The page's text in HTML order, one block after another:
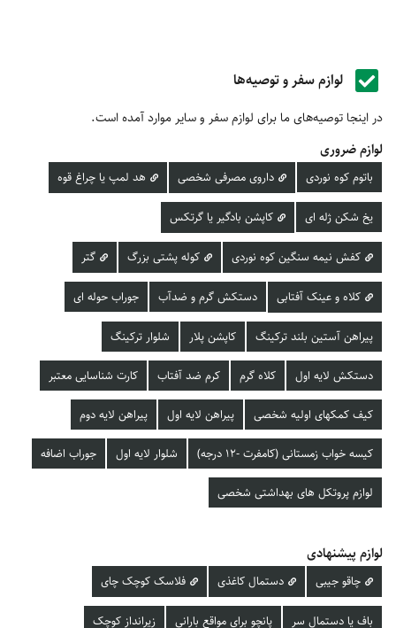
لوازم سفر و توصیه‌ها
در اینجا توصیه‌های ما برای لوازم سفر و سایر موارد آمده است.
لوازم ضروری
باتوم کوه نوردی داروی مصرفی شخصی هد لمپ یا چراغ قوه
یخ شکن ژله ای کاپشن بادگیر یا گرتکس
کفش نیمه سنگین کوه نوردی کوله پشتی بزرگ گتر
کلاه و عینک آفتابی دستکش گرم و ضدآب جوراب حوله ای
پیراهن آستین بلند ترکینگ کاپشن پلار شلوار ترکینگ
دستکش لایه اول کلاه گرم کرم ضد آفتاب کارت شناسایی معتبر
کیف کمکهای اولیه شخصی پیراهن لایه اول پیراهن لایه دوم
کیسه خواب زمستانی (کامفرت -12 درجه) شلوار لایه اول جوراب اضافه
لوازم پروتکل های بهداشتی شخصی
لوازم پیشنهادی
چاقو جیبی دستمال کاغذی فلاسک کوچک چای
باف یا دستمال سر پانچو برای مواقع بارانی زیرانداز کوچک